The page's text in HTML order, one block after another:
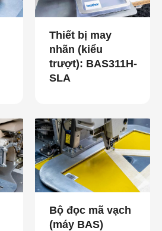
Thiết bị may
nhãn (kiểu
trượt): BAS311H-
SLA
Bộ đọc mã vạch
(máy BAS)